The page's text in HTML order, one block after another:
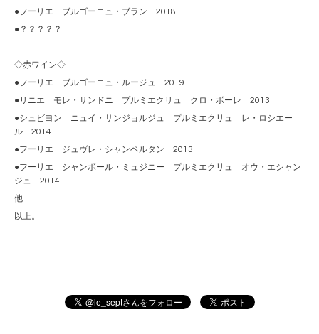
●フーリエ ブルゴーニュ・ブラン 2018
●？？？？？
◇赤ワイン◇
●フーリエ ブルゴーニュ・ルージュ 2019
●リニエ モレ・サンドニ プルミエクリュ クロ・ボーレ 2013
●シュビヨン ニュイ・サンジョルジュ プルミエクリュ レ・ロシエー
ル 2014
●フーリエ ジュヴレ・シャンベルタン 2013
●フーリエ シャンボール・ミュジニー プルミエクリュ オウ・エシャン
ジュ 2014
他
以上。